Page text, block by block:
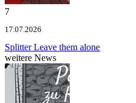
7
17.07.2026
SplitterLeave them alone
weitere News